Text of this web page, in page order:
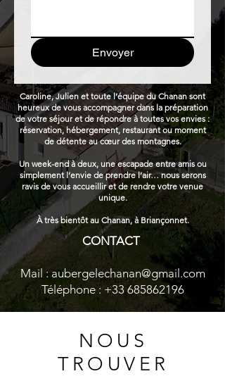
Envoyer
Caroline, Julien et toute l’équipe du Chanan sont
heureux de vous accompagner dans la préparation
de votre séjour et de répondre à toutes vos envies :
réservation, hébergement, restaurant ou moment
de détente au cœur des montagnes.
Un week-end à deux, une escapade entre amis ou
simplement l’envie de prendre l’air… nous serons
ravis de vous accueillir et de rendre votre venue
unique.
À très bientôt au Chanan, à Briançonnet.
CONTACT
Mail :aubergelechanan@gmail.com
Téléphone : +33 685862196
NOUS
TROUVER